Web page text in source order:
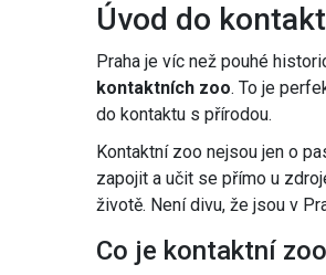
Úvod do
Praha je víc než pouhé
kontaktních zoo. To je
do kontaktu s přírodou.
Kontaktní zoo nejsou jen o
zapojit a učit se přímo u
životě. Není divu, že jsou v
Co je kontaktní